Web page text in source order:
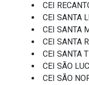
CEI
CEI SANTA
CEI SANTA
CEI SANTA
CEI SANTA
CEI SÃO
CEI SÃO